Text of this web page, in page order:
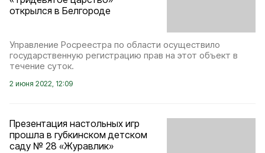
открылся в Белгороде
Управление Росреестра по области осуществило
государственную регистрацию прав на этот объект в
течение суток.
2 июня 2022, 12:09
Презентация настольных игр
прошла в губкинском детском
саду № 28 «Журавлик»